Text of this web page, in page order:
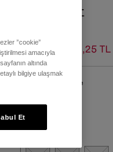
Baskılı Tişört
TL 1.724,25 TL
Vintage White
”cookie”
amacıyla
altında
bilgiye ulaşmak
Et